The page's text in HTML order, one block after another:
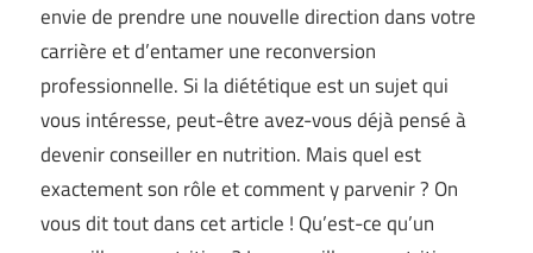
envie de prendre une nouvelle direction dans votre
carrière et d’entamer une reconversion
professionnelle. Si la diététique est un sujet qui
vous intéresse, peut-être avez-vous déjà pensé à
devenir conseiller en nutrition. Mais quel est
exactement son rôle et comment y parvenir ? On
vous dit tout dans cet article ! Qu’est-ce qu’un